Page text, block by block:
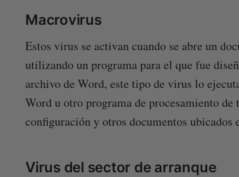
Macrovirus
Estos virus se activan cuando se abre un
utilizando un programa para el que fue
archivo de Word, este tipo de virus lo
Word u otro programa de procesamiento
configuración y otros documentos ubicados
Virus del sector de arranque